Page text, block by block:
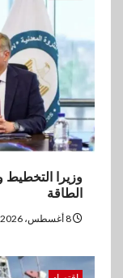
3
4
وزيرا التخطيط
الطاقة